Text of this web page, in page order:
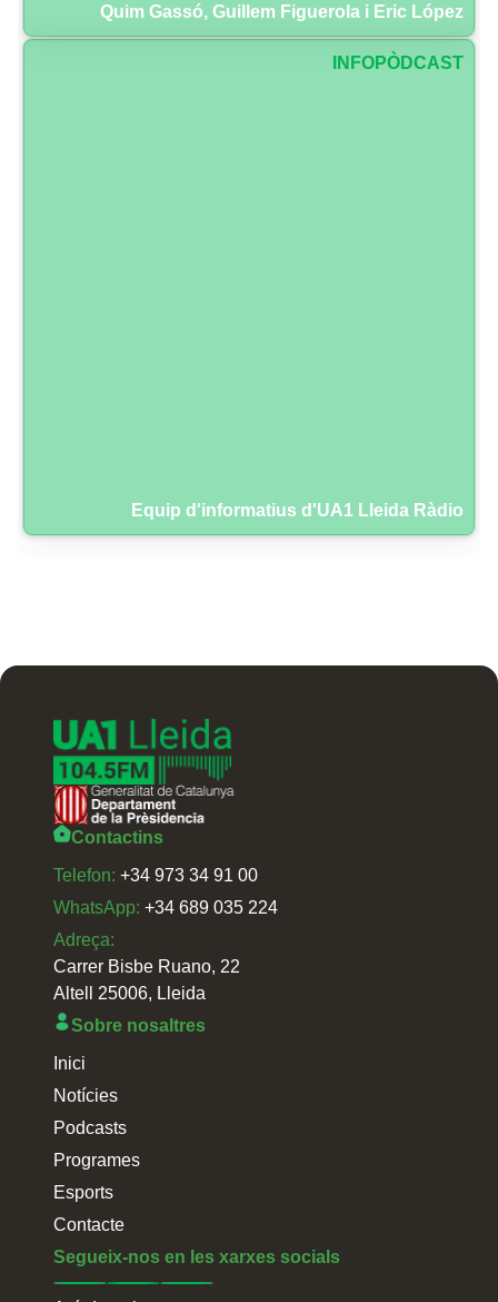
Quim Gassó, Guillem Figuerola i Eric López
INFOPÒDCAST
Equip d'informatius d'UA1 Lleida Ràdio
Contactins
Telefon: +34 973 34 91 00
WhatsApp: +34 689 035 224
Adreça:
Carrer Bisbe Ruano, 22
Altell 25006, Lleida
Sobre nosaltres
Inici
Notícies
Podcasts
Programes
Esports
Contacte
Segueix-nos en les xarxes socials